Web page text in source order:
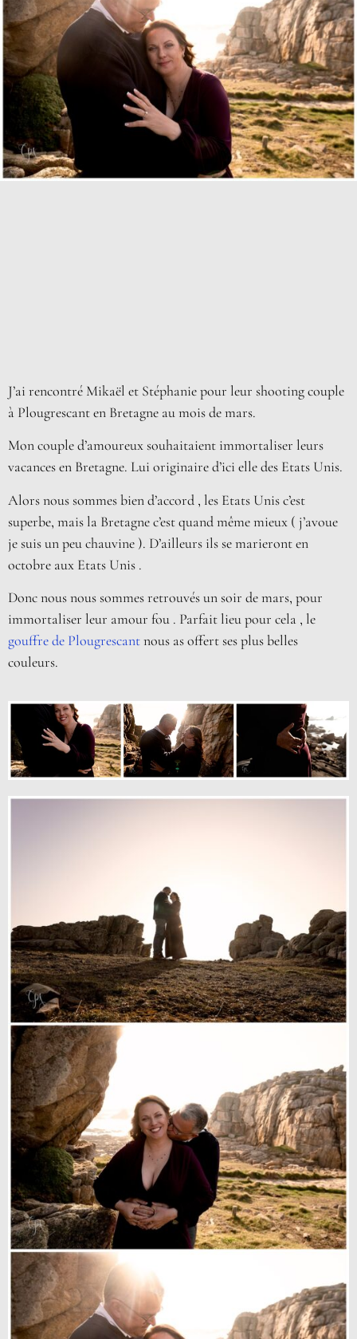
J’ai rencontré Mikaël et Stéphanie pour leur shooting couple
à Plougrescant en Bretagne au mois de mars.
Mon couple d’amoureux souhaitaient immortaliser leurs
vacances en Bretagne. Lui originaire d’ici elle des Etats Unis.
Alors nous sommes bien d’accord , les Etats Unis c’est
superbe, mais la Bretagne c’est quand même mieux ( j’avoue
je suis un peu chauvine ). D’ailleurs ils se marieront en
octobre aux Etats Unis .
Donc nous nous sommes retrouvés un soir de mars, pour
immortaliser leur amour fou . Parfait lieu pour cela , le
gouffre de Plougrescantnous as offert ses plus belles
couleurs.